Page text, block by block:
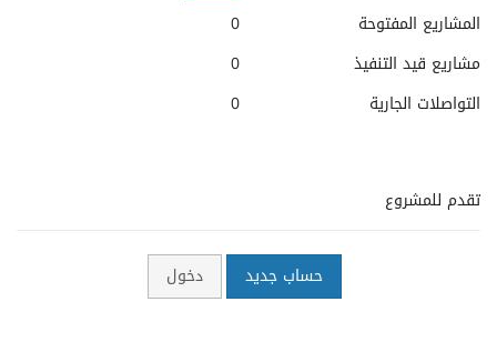
المشاريع المفتوحة
0
مشاريع قيد التنفيذ
0
التواصلات الجارية
0
تقدم للمشروع
حساب جديد دخول